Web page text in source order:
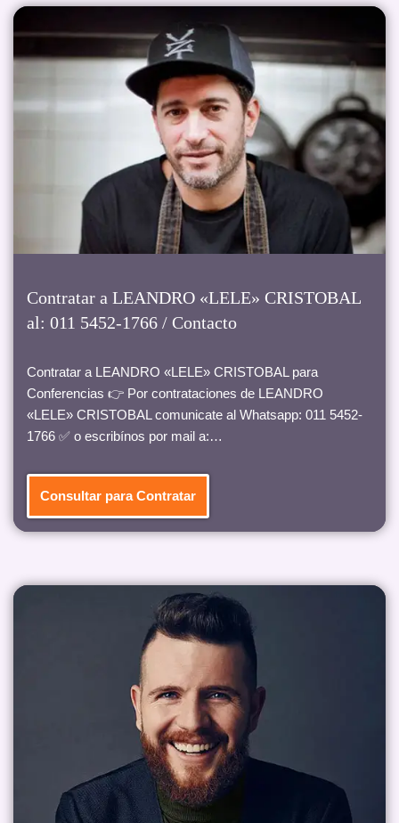
Contratar a LEANDRO «LELE» CRISTOBAL
al: 011 5452-1766 / Contacto
Contratar a LEANDRO «LELE» CRISTOBAL para
Conferencias 👉 Por contrataciones de LEANDRO
«LELE» CRISTOBAL comunicate al Whatsapp: 011 5452-
1766 ✅ o escribínos por mail a:…
Consultar para Contratar